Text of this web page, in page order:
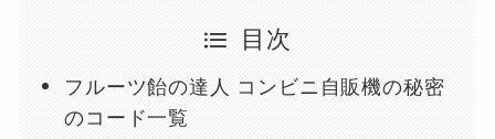
目次
フルーツ飴の達人 コンビニ自販機の秘密
のコード一覧